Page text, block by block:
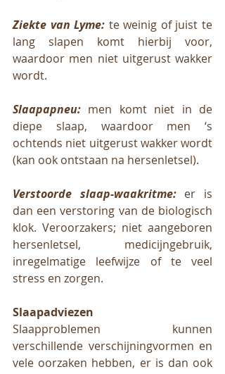
Ziekte van Lyme: te weinig of juist te
lang slapen komt hierbij voor,
waardoor men niet uitgerust wakker
wordt.
Slaapapneu: men komt niet in de
diepe slaap, waardoor men ‘s
ochtends niet uitgerust wakker wordt
(kan ook ontstaan na hersenletsel).
Verstoorde slaap-waakritme: er is
dan een verstoring van de biologisch
klok. Veroorzakers; niet aangeboren
hersenletsel, medicijngebruik,
inregelmatige leefwijze of te veel
stress en zorgen.
Slaapadviezen
Slaapproblemen kunnen
verschillende verschijningvormen en
vele oorzaken hebben, er is dan ook